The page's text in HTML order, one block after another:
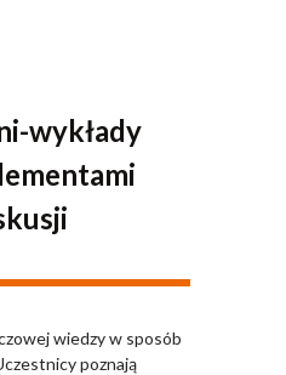
wykłady
wiedzy w sposób
poznają